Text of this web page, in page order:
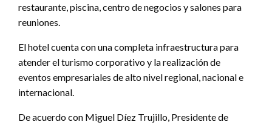
restaurante, piscina, centro de negocios y salones para
reuniones.
El hotel cuenta con una completa infraestructura para
atender el turismo corporativo y la realización de
eventos empresariales de alto nivel regional, nacional e
internacional.
De acuerdo con Miguel Díez Trujillo, Presidente de